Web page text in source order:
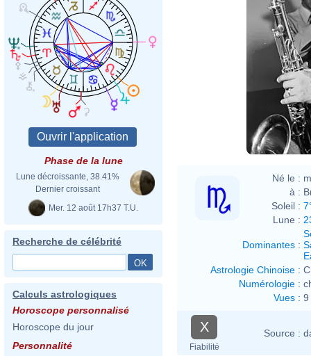
Phase de la lune
Lune décroissante, 38.41%
Dernier croissant
Mer. 12 août 17h37 T.U.
Recherche de célébrité
Calculs astrologiques
Horoscope personnalisé
Horoscope du jour
Personnalité
Né le :
à :
Soleil :
Lune :
Dominantes :
Astrologie Chinoise :
Numérologie :
Vues : 9
X
Fiabilité
Source :